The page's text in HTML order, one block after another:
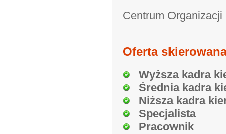
Centrum
Oferta
Wyższa kadra
Średnia kadra
Niższa kadra
Specjalista
Pracownik